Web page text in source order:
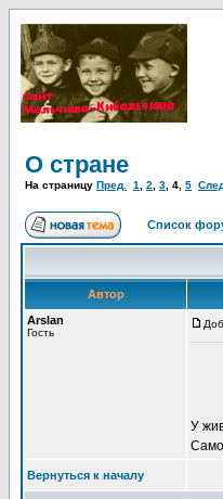
О стране
На страницу Пред. 1 2 3 4 5
Список
Автор
Arslan
Гость
У
Вернуться к началу